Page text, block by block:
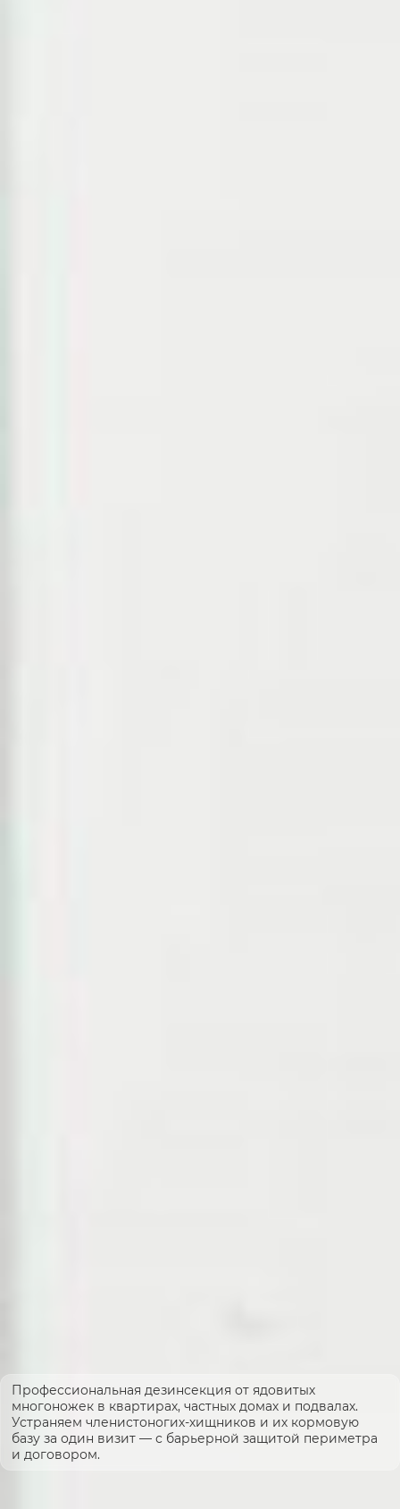
Профессиональная дезинсекция от ядовитых
многоножек в квартирах, частных домах и подвалах.
Устраняем членистоногих-хищников и их кормовую
базу за один визит — с барьерной защитой периметра
и договором.